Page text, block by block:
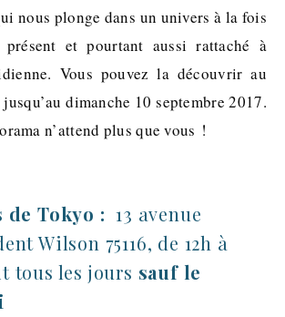
nous plonge dans un univers à la fois
présent et pourtant aussi rattaché à
Vous pouvez la découvrir au
dimanche 10 septembre 2017.
n’attend plus que vous !
de Tokyo : 13 avenue
Wilson 75116, de 12h à
tous les jours sauf le